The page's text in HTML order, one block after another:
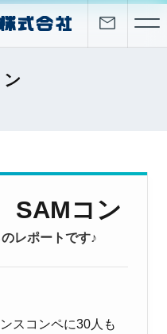
SAMコン
レポートです♪
スコンペに30人も